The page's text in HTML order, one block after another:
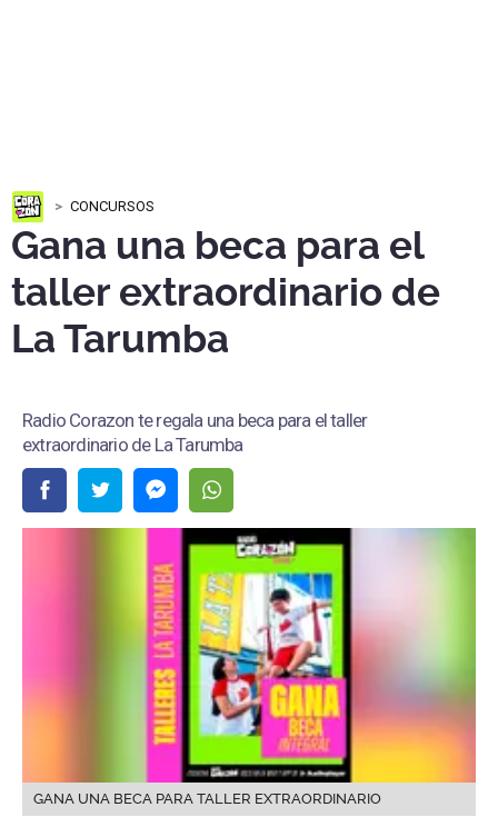
CONCURSOS
Gana una beca para el
taller extraordinario de
La Tarumba
Radio Corazon te regala una beca para el taller
extraordinario de La Tarumba
GANA UNA BECA PARA TALLER EXTRAORDINARIO